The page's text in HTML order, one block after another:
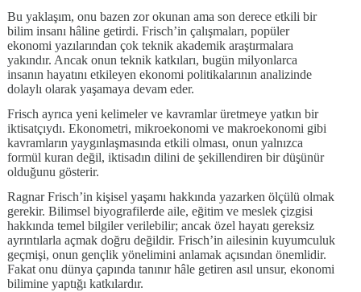
Bu yaklaşım, onu bazen zor okunan ama son derece etkili bir
bilim insanı hâline getirdi. Frisch’in çalışmaları, popüler
ekonomi yazılarından çok teknik akademik araştırmalara
yakındır. Ancak onun teknik katkıları, bugün milyonlarca
insanın hayatını etkileyen ekonomi politikalarının analizinde
dolaylı olarak yaşamaya devam eder.
Frisch ayrıca yeni kelimeler ve kavramlar üretmeye yatkın bir
iktisatçıydı. Ekonometri, mikroekonomi ve makroekonomi gibi
kavramların yaygınlaşmasında etkili olması, onun yalnızca
formül kuran değil, iktisadın dilini de şekillendiren bir düşünür
olduğunu gösterir.
Ragnar Frisch’in kişisel yaşamı hakkında yazarken ölçülü olmak
gerekir. Bilimsel biyografilerde aile, eğitim ve meslek çizgisi
hakkında temel bilgiler verilebilir; ancak özel hayatı gereksiz
ayrıntılarla açmak doğru değildir. Frisch’in ailesinin kuyumculuk
geçmişi, onun gençlik yönelimini anlamak açısından önemlidir.
Fakat onu dünya çapında tanınır hâle getiren asıl unsur, ekonomi
bilimine yaptığı katkılardır.